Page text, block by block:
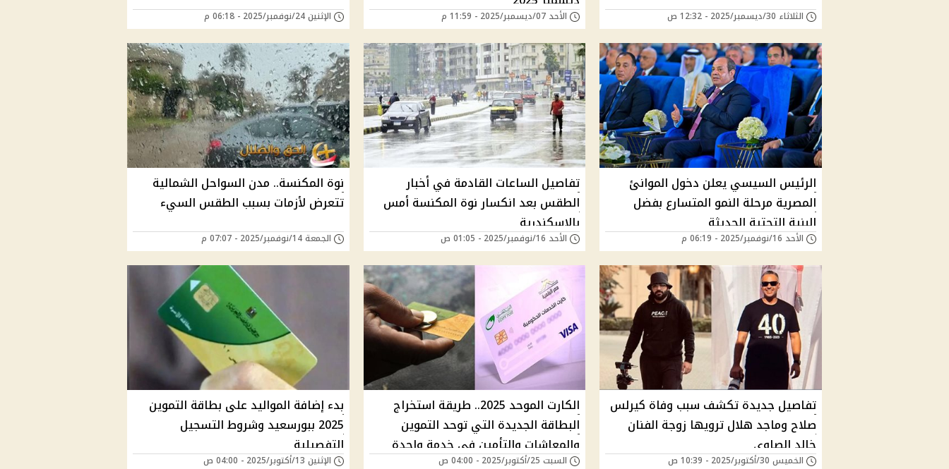
الثلاثاء 30/ديسمبر/2025 - 12:32 ص الأحد 07/ديسمبر/2025 - 11:59 م الإثنين 24/نوفمبر/2025 - 06:18 م
الرئيس السيسي يعلن دخول الموانئ
المصرية مرحلة النمو المتسارع بفضل
البنية التحتية الحديثة
الأحد 16/نوفمبر/2025 - 06:19 م
تفاصيل الساعات القادمة في أخبار
الطقس بعد انكسار نوة المكنسة أمس
بالإسكندرية
الأحد 16/نوفمبر/2025 - 01:05 ص
نوة المكنسة.. مدن السواحل الشمالية
تتعرض لأزمات بسبب الطقس السيء
الجمعة 14/نوفمبر/2025 - 07:07 م
تفاصيل جديدة تكشف سبب وفاة كيرلس
صلاح وماجد هلال ترويها زوجة الفنان
خالد الصاوي
الخميس 30/أكتوبر/2025 - 10:39 ص
الكارت الموحد 2025.. طريقة استخراج
البطاقة الجديدة التي توحد التموين
والمعاشات والتأمين في خدمة واحدة
السبت 25/أكتوبر/2025 - 04:00 ص
بدء إضافة المواليد على بطاقة التموين
2025 ببورسعيد وشروط التسجيل
التفصيلية
الإثنين 13/أكتوبر/2025 - 04:00 ص